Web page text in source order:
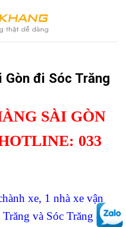
Gòn đi Sóc Trăng
SÀI GÒN
033
xe, 1 nhà xe vận
và Sóc Trăng đi